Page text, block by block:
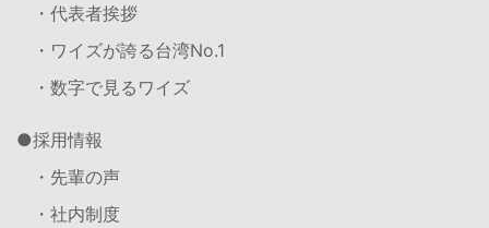
・代表者挨拶
・ワイズが誇る台湾No.1
・数字で見るワイズ
採用情報
・先輩の声
・社内制度